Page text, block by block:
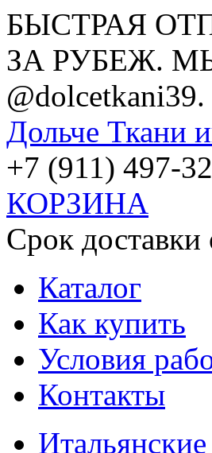
БЫСТРАЯ
ЗА РУБЕЖ.
@dolcetkani39.
Дольче Ткани
+7 (911) 497-
КОРЗИНА
Срок
Каталог
Как купить
Условия
Контакты